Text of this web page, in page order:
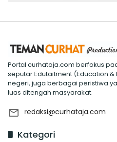
Portal curhataja.com berfokus
seputar Edutaitment (Education
negeri, juga berbagai peristiwa
luas ditengah masyarakat.
redaksi@curhataja.com
Kategori